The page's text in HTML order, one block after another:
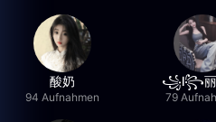
酸奶
94 Aufnahmen
꧁l꧂丽
79